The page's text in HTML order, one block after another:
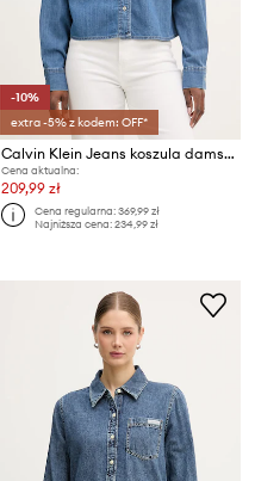
-10%
extra -5% z kodem: OFF*
Calvin Klein Jeans koszula damska jeansowa
Cena aktualna:
209,99 zł
Cena regularna:369,99 zł
Najniższa cena:234,99 zł